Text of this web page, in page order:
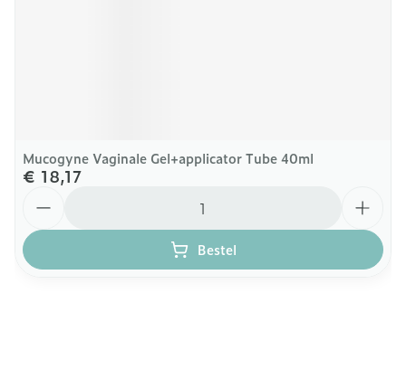
Mucogyne Vaginale Gel+applicator Tube 40ml
€ 18,17
Bestel